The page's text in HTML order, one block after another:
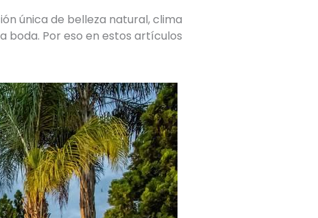
única de belleza natural, clima
boda. Por eso en estos artículos